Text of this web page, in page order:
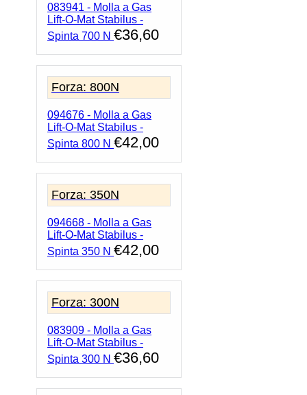
Spinta083941 - Molla a Gas
Lift-O-Mat Stabilus -
Spinta 700 N €36,60
Forza: 800N
094676 - Molla a Gas
Lift-O-Mat Stabilus -
Spinta 800 N €42,00
Forza: 350N
094668 - Molla a Gas
Lift-O-Mat Stabilus -
Spinta 350 N €42,00
Forza: 300N
083909 - Molla a Gas
Lift-O-Mat Stabilus -
Spinta 300 N €36,60